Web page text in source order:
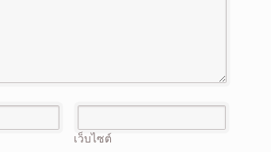
เว็บไซต์